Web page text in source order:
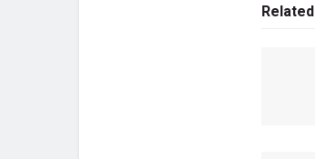
Related